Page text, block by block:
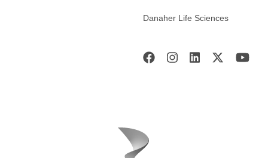
Danaher Life Sciences